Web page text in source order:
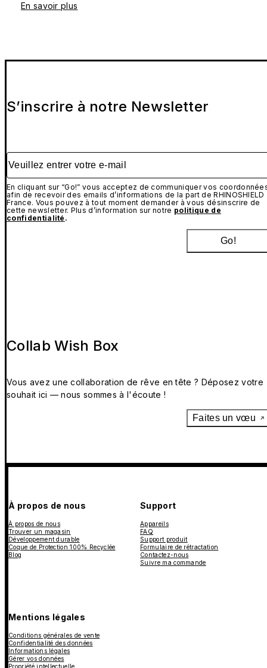
En savoir plus
S’inscrire à notre Newsletter
Veuillez entrer votre e-mail
En cliquant sur “Go!” vous acceptez de communiquer vos
afin de recevoir des emails d’informations de la part de RHINOSHIELD
France. Vous pouvez à tout moment demander à vous désinscrire de
cette newsletter. Plus d’information sur notre politique de
confidentialité .
Go!
Collab Wish Box
Vous avez une collaboration de rêve en tête ? Déposez votre
souhait ici — nous sommes à l'écoute !
Faites un vœu
À propos de nous
À propos de nous
Trouver un magasin
Développement durable
Coque de Protection 100% Recyclée
Blog
Support
Appareils
FAQ
Support produit
Formulaire de rétractation
Contactez-nous
Suivre ma commande
Mentions légales
Conditions générales de vente
Confidentialité des données
Informations légales
Gérer vos données
Propriété intellectuelle